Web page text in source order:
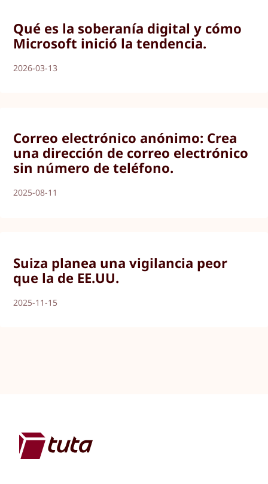
Qué es la soberanía digital y cómo
Microsoft inició la tendencia.
2026-03-13
Correo electrónico anónimo: Crea
una dirección de correo electrónico
sin número de teléfono.
2025-08-11
Suiza planea una vigilancia peor
que la de EE.UU.
2025-11-15